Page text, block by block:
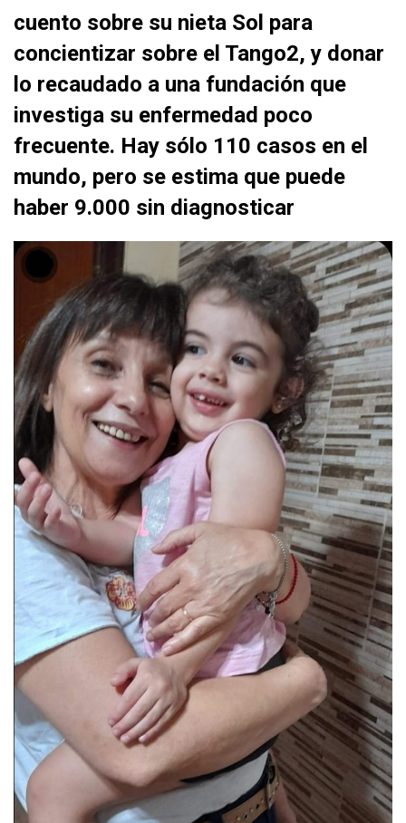
cuento sobre su nieta Sol para
concientizar sobre el Tango2, y donar
lo recaudado a una fundación que
investiga su enfermedad poco
frecuente. Hay sólo 110 casos en el
mundo, pero se estima que puede
haber 9.000 sin diagnosticar